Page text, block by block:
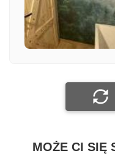
Załącz zdjęcie
MOŻE CI SIĘ